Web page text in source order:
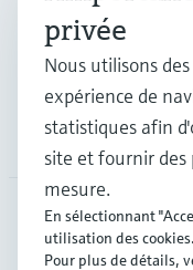
Support
Société
FRA•Français
privée
Nous utilisons
expérience de
statistiques afin
site et fournir des
mesure.
En sélectionnant
utilisation des cookies.
Pour plus de détails,